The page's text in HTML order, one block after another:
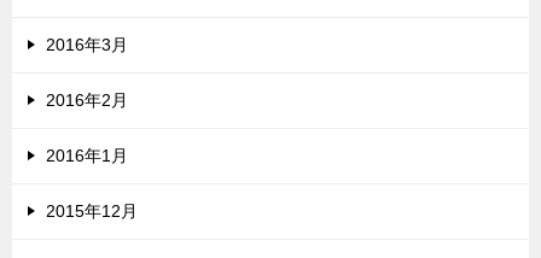
2016年3月
2016年2月
2016年1月
2015年12月